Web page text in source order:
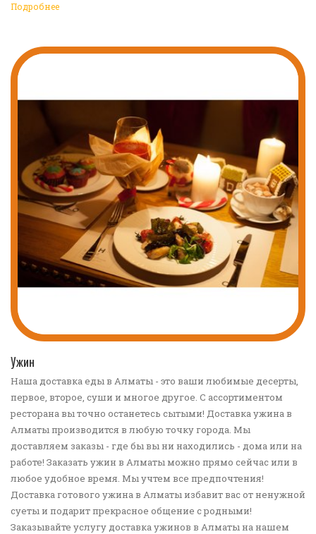
Подробнее
Ужин
Наша доставка еды в Алматы - это ваши любимые десерты,
первое, второе, суши и многое другое. С ассортиментом
ресторана вы точно останетесь сытыми! Доставка ужина в
Алматы производится в любую точку города. Мы
доставляем заказы - где бы вы ни находились - дома или на
работе! Заказать ужин в Алматы можно прямо сейчас или в
любое удобное время. Мы учтем все предпочтения!
Доставка готового ужина в Алматы избавит вас от ненужной
суеты и подарит прекрасное общение с родными!
Заказывайте услугу доставка ужинов в Алматы на нашем